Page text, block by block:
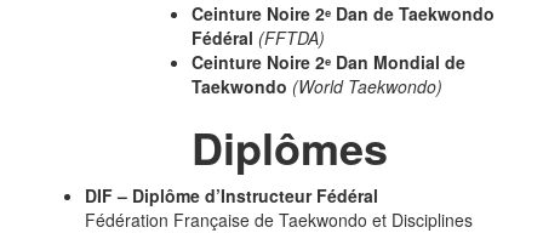
Ceinture Noire 2ᵉ Dan de Taekwondo
Fédéral (FFTDA)
Ceinture Noire 2ᵉ Dan Mondial de
Taekwondo (World Taekwondo)
Diplômes
DIF – Diplôme d’Instructeur Fédéral
Fédération Française de Taekwondo et Disciplines